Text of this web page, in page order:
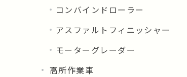
コンバインドローラー
アスファルトフィニッシャー
モーターグレーダー
高所作業車